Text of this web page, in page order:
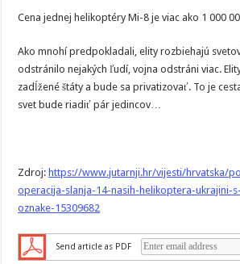
Cena jednej helikoptéry Mi-8 je viac ako 1 000
Ako mnohí predpokladali, elity rozbiehajú
odstránilo nejakých ľudí, vojna odstráni viac.
zadĺžené štáty a bude sa privatizovať. To je
svet bude riadiť pár jedincov…
Zdroj:https://www.jutarnji.hr/vijesti/hrvatska/
operacija-slanja-14-nasih-helikoptera-ukrajini-
oznake-15309682
Send article as PDF